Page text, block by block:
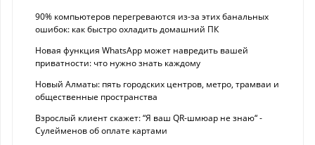
90% компьютеров перегреваются из-за этих банальных
ошибок: как быстро охладить домашний ПК
Новая функция WhatsApp может навредить вашей
приватности: что нужно знать каждому
Новый Алматы: пять городских центров, метро, трамваи и
общественные пространства
Взрослый клиент скажет: “Я ваш QR-шмюар не знаю“ -
Сулейменов об оплате картами